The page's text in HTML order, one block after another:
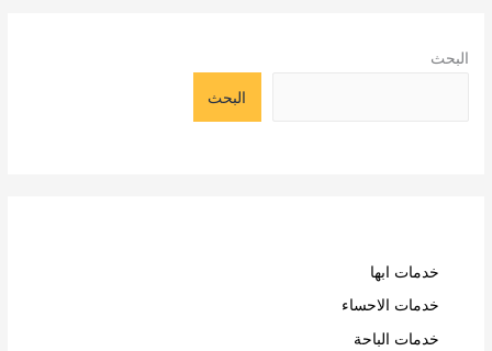
البحث
البحث
خدمات ابها
خدمات الاحساء
خدمات الباحة